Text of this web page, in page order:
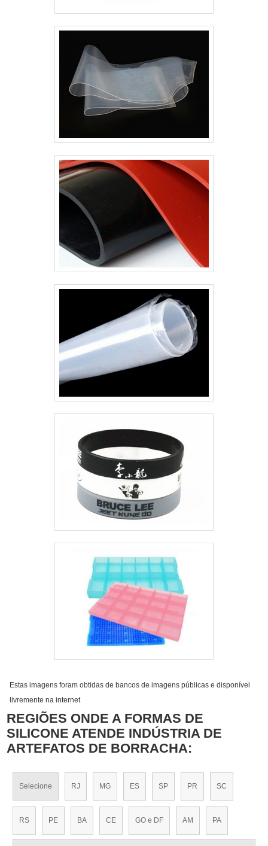
Estas imagens foram obtidas de bancos de imagens públicas e disponível
livremente na internet
REGIÕES ONDE A FORMAS DE
SILICONE ATENDE INDÚSTRIA DE
ARTEFATOS DE BORRACHA:
Selecione RJ MG ES SP PR SC
RS PE BA CE GO e DF AM PA